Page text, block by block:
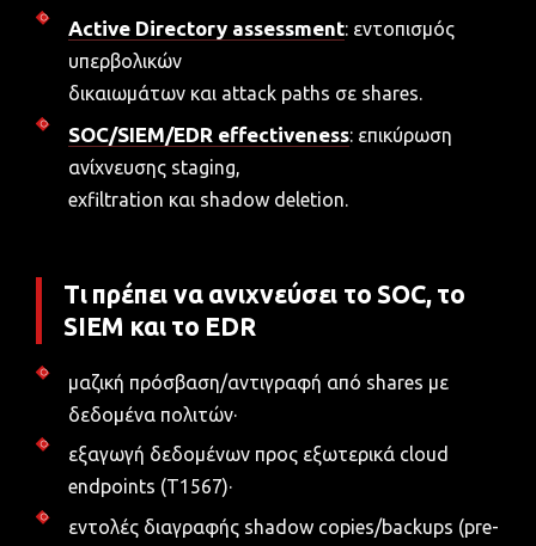
Active Directory assessment: εντοπισμός
υπερβολικών
δικαιωμάτων και attack paths σε shares.
SOC/SIEM/EDR effectiveness: επικύρωση
ανίχνευσης staging,
exfiltration και shadow deletion.
Τι πρέπει να ανιχνεύσει το SOC, το
SIEM και το EDR
μαζική πρόσβαση/αντιγραφή από shares με
δεδομένα πολιτών·
εξαγωγή δεδομένων προς εξωτερικά cloud
endpoints (T1567)·
εντολές διαγραφής shadow copies/backups (pre-